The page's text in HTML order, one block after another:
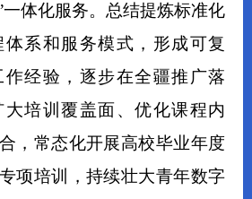
一体化服务。总结提炼标准化
系和服务模式，形成可复
经验，逐步在全疆推广落
培训覆盖面、优化课程内
，常态化开展高校毕业年度
项培训，持续壮大青年数字